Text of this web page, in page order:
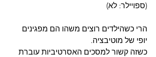
(ספויילר: לא)
הרי כשהילדים רוצים משהו הם מפגינים
יופי של מוטיבציה.
כשזה קשור למסכים האסרטיביות עוברת